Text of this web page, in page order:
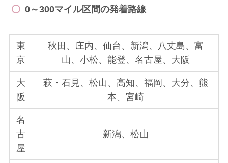
0～300マイル区間の発着路線
東
京
秋田、庄内、仙台、新潟、八丈島、富
山、小松、能登、名古屋、大阪
大
阪
萩・石見、松山、高知、福岡、大分、熊
本、宮崎
名
古
屋
新潟、松山